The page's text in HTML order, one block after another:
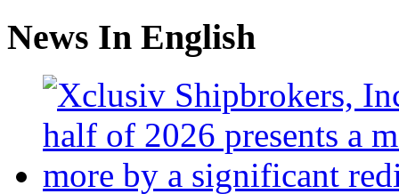
News In English